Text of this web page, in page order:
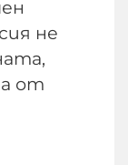
не
от